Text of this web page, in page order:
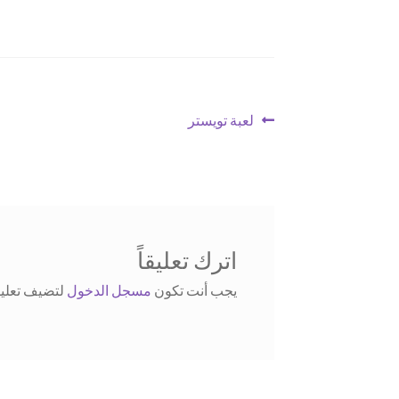
تصفّح
Previous
لعبة تويستر
اترك تعليقاً
يجب أنت تكون مسجل الدخول لتضيف